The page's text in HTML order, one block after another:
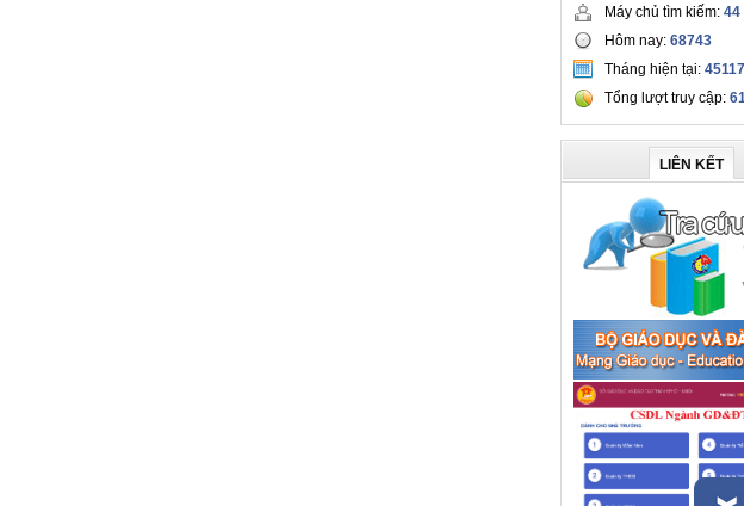
Máy chủ tìm kiếm: 44
Hôm nay: 68743
Tháng hiện tại:
Tổng lượt truy cập:
LIÊN KẾT